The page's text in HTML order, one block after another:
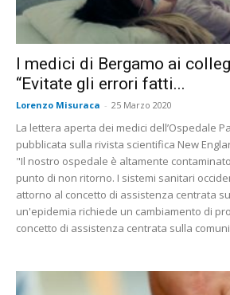
I medici di Bergamo ai
“Evitate gli errori fatti...
Lorenzo Misuraca - 25 Marzo 2020
La lettera aperta dei medici dell’Ospedale
pubblicata sulla rivista scientifica New
"Il nostro ospedale è altamente
punto di non ritorno. I sistemi sanitari
attorno al concetto di assistenza centrata
un'epidemia richiede un cambiamento di
concetto di assistenza centrata sulla